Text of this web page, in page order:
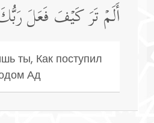
أَلَمۡ تَرَ كَیۡفَ فَعَلَ
ты, Как поступил
Ад